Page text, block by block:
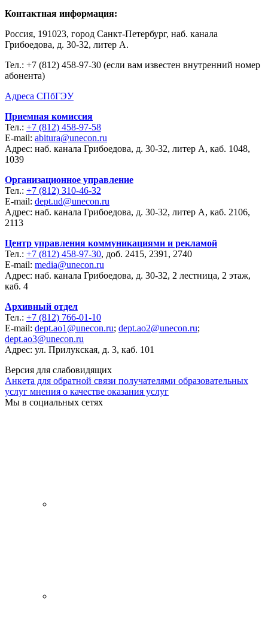
Контактная информация:
Россия, 191023, город Санкт-Петербург, наб. канала
Грибоедова, д. 30-32, литер А.
Тел.: +7 (812) 458-97-30 (если вам известен внутренний номер
абонента)
Адреса СПбГЭУ
Приемная комиссия
Тел.: +7 (812) 458-97-58
E-mail: abitura@unecon.ru
Адрес: наб. канала Грибоедова, д. 30-32, литер А, каб. 1048,
1039
Организационное управление
Тел.: +7 (812) 310-46-32
E-mail: dept.ud@unecon.ru
Адрес: наб. канала Грибоедова, д. 30-32, литер А, каб. 2106,
2113
Центр управления коммуникациями и рекламой
Тел.: +7 (812) 458-97-30, доб. 2415, 2391, 2740
E-mail: media@unecon.ru
Адрес: наб. канала Грибоедова, д. 30-32, 2 лестница, 2 этаж,
каб. 4
Архивный отдел
Тел.: +7 (812) 766-01-10
E-mail: dept.ao1@unecon.ru; dept.ao2@unecon.ru;
dept.ao3@unecon.ru
Адрес: ул. Прилукская, д. 3, каб. 101
Версия для слабовидящих
Анкета для обратной связи получателями образовательных
услуг мнения о качестве оказания услуг
Мы в социальных сетях